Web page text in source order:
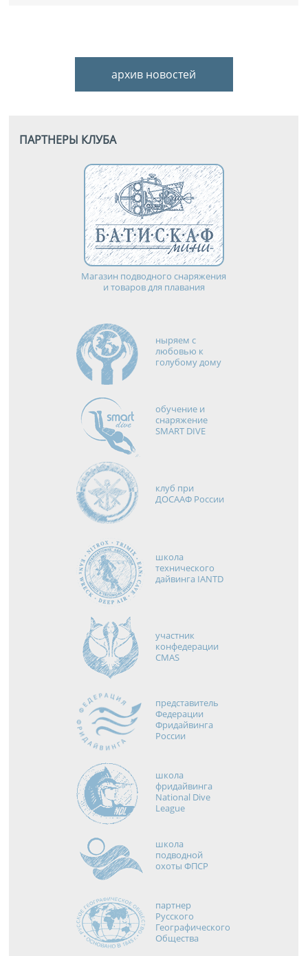
архив новостей
ПАРТНЕРЫ КЛУБА
Магазин подводного снаряжения
и товаров для плавания
ныряем с
любовью к
голубому дому
обучение и
снаряжение
SMART DIVE
клуб при
ДОСААФ России
школа
технического
дайвинга IANTD
участник
конфедерации
CMAS
представитель
Федерации
Фридайвинга
России
школа
фридайвинга
National Dive
League
школа
подводной
охоты ФПСР
партнер
Русского
Географического
Общества